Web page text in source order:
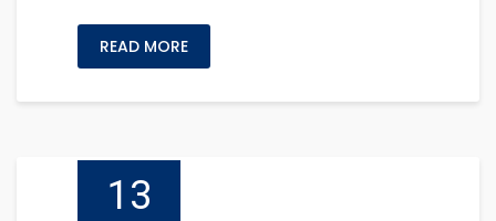
READ MORE
13